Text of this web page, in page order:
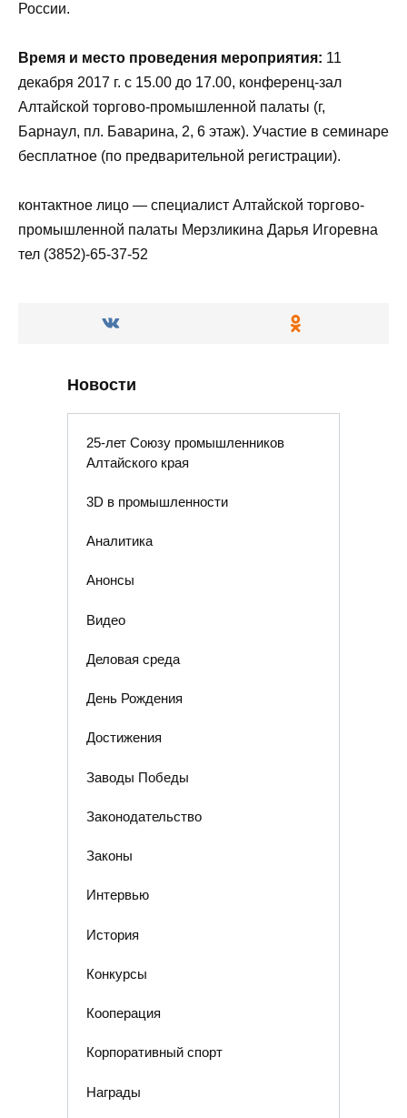
России.
Время и место проведения мероприятия: 11
декабря 2017 г. с 15.00 до 17.00, конференц-зал
Алтайской торгово-промышленной палаты (г,
Барнаул, пл. Баварина, 2, 6 этаж). Участие в семинаре
бесплатное (по предварительной регистрации).
контактное лицо — специалист Алтайской торгово-
промышленной палаты Мерзликина Дарья Игоревна
тел (3852)-65-37-52
Новости
25-лет Союзу промышленников
Алтайского края
3D в промышленности
Аналитика
Анонсы
Видео
Деловая среда
День Рождения
Достижения
Заводы Победы
Законодательство
Законы
Интервью
История
Конкурсы
Кооперация
Корпоративный спорт
Награды